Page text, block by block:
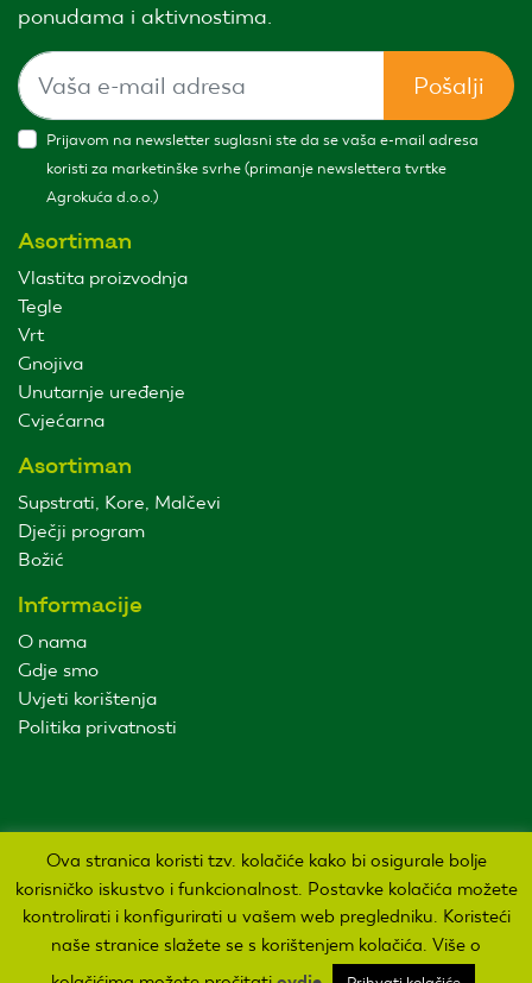
ponudama i aktivnostima.
Pošalji
Prijavom na newsletter suglasni ste da se vaša e-mail adresa
koristi za marketinške svrhe (primanje newslettera tvrtke
Agrokuća d.o.o.)
Asortiman
Vlastita proizvodnja
Tegle
Vrt
Gnojiva
Unutarnje uređenje
Cvjećarna
Asortiman
Supstrati, Kore, Malčevi
Dječji program
Božić
Informacije
O nama
Gdje smo
Uvjeti korištenja
Politika privatnosti
Sva prava pridržana Agro kuća d.o.o. 2019. Izrada:
Ova stranica koristi tzv. kolačiće kako bi osigurale bolje
korisničko iskustvo i funkcionalnost. Postavke kolačića možete
kontrolirati i konfigurirati u vašem web pregledniku. Koristeći
naše stranice slažete se s korištenjem kolačića. Više o